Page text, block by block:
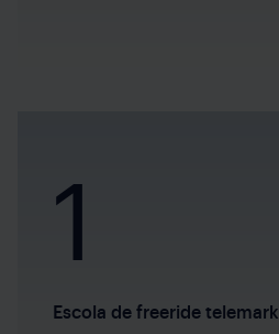
1
Escola de freeride telemark